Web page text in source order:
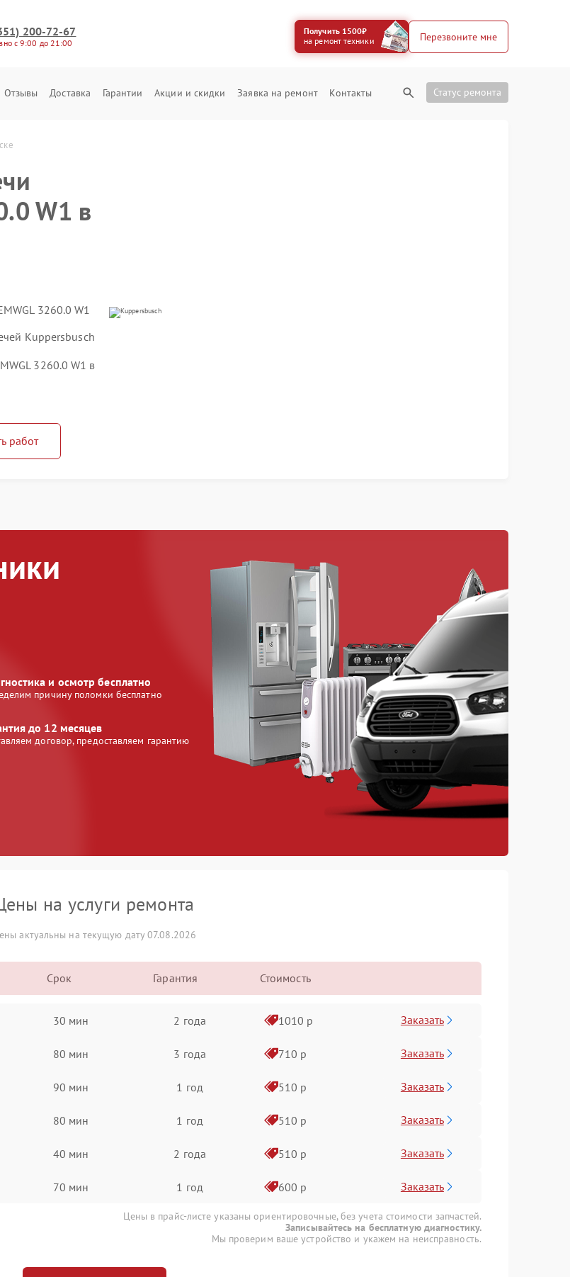
200-72-67
с 9:00 до 21:00
Получить 1500₽
на ремонт техники
Перезвоните мне
Отзывы Доставка Гарантии Акции и скидки Заявка на ремонт Контакты Статус ремонта
W1 в
3260.0 W1
Kuppersbusch
3260.0 W1 в
работ
и осмотр бесплатно
причину поломки бесплатно
до 12 месяцев
договор, предоставляем гарантию
на услуги ремонта
актуальны на текущую дату 07.08.2026
Срок Гарантия Стоимость
30 мин 2 года 1010 р Заказать
80 мин 3 года 710 р Заказать
90 мин 1 год 510 р Заказать
80 мин 1 год 510 р Заказать
40 мин 2 года 510 р Заказать
70 мин 1 год 600 р Заказать
Цены в прайс-листе указаны ориентировочные, без учета стоимости запчастей.
Записывайтесь на бесплатную диагностику.
Мы проверим ваше устройство и укажем на неисправность.